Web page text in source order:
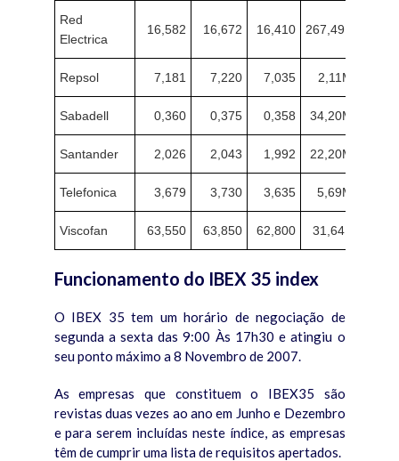
Red
Electrica
16,582 16,672 16,410 267,49K
Repsol 7,181 7,220 7,035 2,11M
Sabadell 0,360 0,375 0,358 34,20M
Santander 2,026 2,043 1,992 22,20M
Telefonica 3,679 3,730 3,635 5,69M
Viscofan 63,550 63,850 62,800 31,64K
Funcionamento do IBEX 35 index
O IBEX 35 tem um horário de negociação de
segunda a sexta das 9:00 Às 17h30 e atingiu o
seu ponto máximo a 8 Novembro de 2007.
As empresas que constituem o IBEX35 são
revistas duas vezes ao ano em Junho e Dezembro
e para serem incluídas neste índice, as empresas
têm de cumprir uma lista de requisitos apertados.